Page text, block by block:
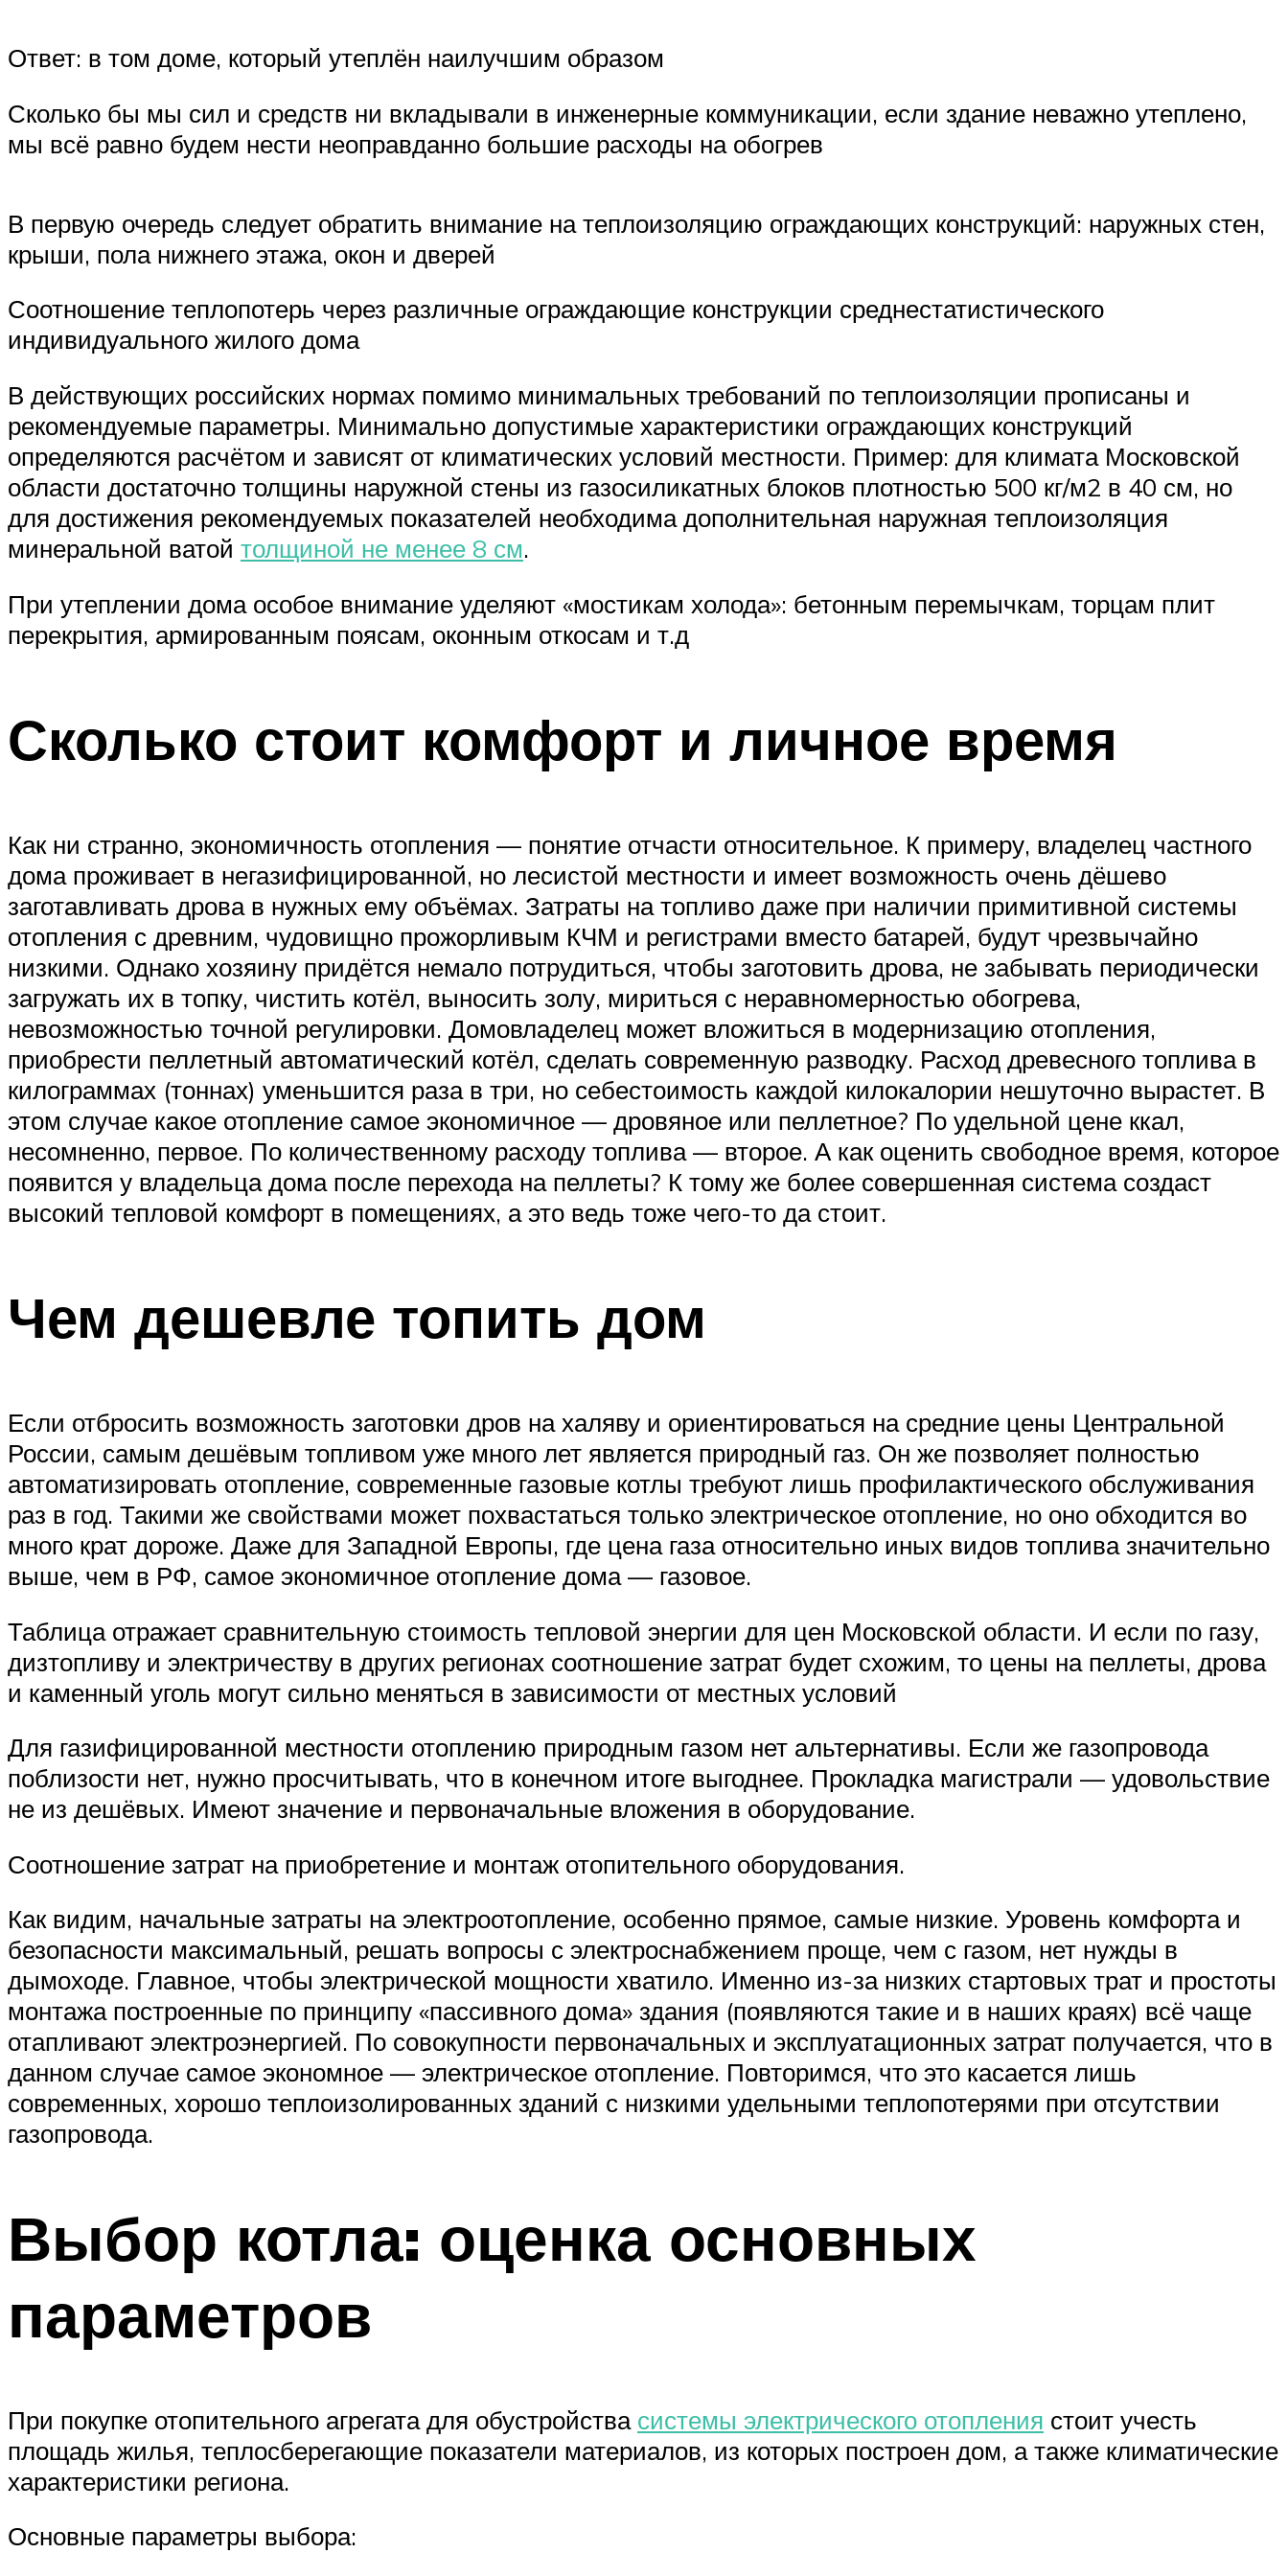
Ответ: в том доме, который утеплён наилучшим образом
Сколько бы мы сил и средств ни вкладывали в инженерные коммуникации, если здание неважно утеплено,
мы всё равно будем нести неоправданно большие расходы на обогрев
В первую очередь следует обратить внимание на теплоизоляцию ограждающих конструкций: наружных стен,
крыши, пола нижнего этажа, окон и дверей
Соотношение теплопотерь через различные ограждающие конструкции среднестатистического
индивидуального жилого дома
В действующих российских нормах помимо минимальных требований по теплоизоляции прописаны и
рекомендуемые параметры. Минимально допустимые характеристики ограждающих конструкций
определяются расчётом и зависят от климатических условий местности. Пример: для климата Московской
области достаточно толщины наружной стены из газосиликатных блоков плотностью 500 кг/м2 в 40 см, но
для достижения рекомендуемых показателей необходима дополнительная наружная теплоизоляция
минеральной ватой толщиной не менее 8 см.
При утеплении дома особое внимание уделяют «мостикам холода»: бетонным перемычкам, торцам плит
перекрытия, армированным поясам, оконным откосам и т.д
Сколько стоит комфорт и личное время
Как ни странно, экономичность отопления — понятие отчасти относительное. К примеру, владелец частного
дома проживает в негазифицированной, но лесистой местности и имеет возможность очень дёшево
заготавливать дрова в нужных ему объёмах. Затраты на топливо даже при наличии примитивной системы
отопления с древним, чудовищно прожорливым КЧМ и регистрами вместо батарей, будут чрезвычайно
низкими. Однако хозяину придётся немало потрудиться, чтобы заготовить дрова, не забывать периодически
загружать их в топку, чистить котёл, выносить золу, мириться с неравномерностью обогрева,
невозможностью точной регулировки. Домовладелец может вложиться в модернизацию отопления,
приобрести пеллетный автоматический котёл, сделать современную разводку. Расход древесного топлива в
килограммах (тоннах) уменьшится раза в три, но себестоимость каждой килокалории нешуточно вырастет. В
этом случае какое отопление самое экономичное — дровяное или пеллетное? По удельной цене ккал,
несомненно, первое. По количественному расходу топлива — второе. А как оценить свободное время, которое
появится у владельца дома после перехода на пеллеты? К тому же более совершенная система создаст
высокий тепловой комфорт в помещениях, а это ведь тоже чего-то да стоит.
Чем дешевле топить дом
Если отбросить возможность заготовки дров на халяву и ориентироваться на средние цены Центральной
России, самым дешёвым топливом уже много лет является природный газ. Он же позволяет полностью
автоматизировать отопление, современные газовые котлы требуют лишь профилактического обслуживания
раз в год. Такими же свойствами может похвастаться только электрическое отопление, но оно обходится во
много крат дороже. Даже для Западной Европы, где цена газа относительно иных видов топлива значительно
выше, чем в РФ, самое экономичное отопление дома — газовое.
Таблица отражает сравнительную стоимость тепловой энергии для цен Московской области. И если по газу,
дизтопливу и электричеству в других регионах соотношение затрат будет схожим, то цены на пеллеты, дрова
и каменный уголь могут сильно меняться в зависимости от местных условий
Для газифицированной местности отоплению природным газом нет альтернативы. Если же газопровода
поблизости нет, нужно просчитывать, что в конечном итоге выгоднее. Прокладка магистрали — удовольствие
не из дешёвых. Имеют значение и первоначальные вложения в оборудование.
Соотношение затрат на приобретение и монтаж отопительного оборудования.
Как видим, начальные затраты на электроотопление, особенно прямое, самые низкие. Уровень комфорта и
безопасности максимальный, решать вопросы с электроснабжением проще, чем с газом, нет нужды в
дымоходе. Главное, чтобы электрической мощности хватило. Именно из-за низких стартовых трат и простоты
монтажа построенные по принципу «пассивного дома» здания (появляются такие и в наших краях) всё чаще
отапливают электроэнергией. По совокупности первоначальных и эксплуатационных затрат получается, что в
данном случае самое экономное — электрическое отопление. Повторимся, что это касается лишь
современных, хорошо теплоизолированных зданий с низкими удельными теплопотерями при отсутствии
газопровода.
Выбор котла: оценка основных
параметров
При покупке отопительного агрегата для обустройства системы электрического отопления стоит учесть
площадь жилья, теплосберегающие показатели материалов, из которых построен дом, а также климатические
характеристики региона.
Основные параметры выбора: